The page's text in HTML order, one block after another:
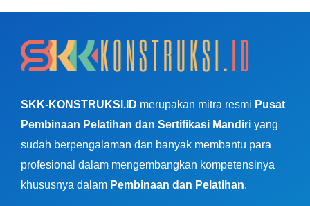
SKK-KONSTRUKSI.ID merupakan mitra resmi Pusat
Pembinaan Pelatihan dan Sertifikasi Mandiri yang
sudah berpengalaman dan banyak membantu para
profesional dalam mengembangkan kompetensinya
khususnya dalam Pembinaan dan Pelatihan.